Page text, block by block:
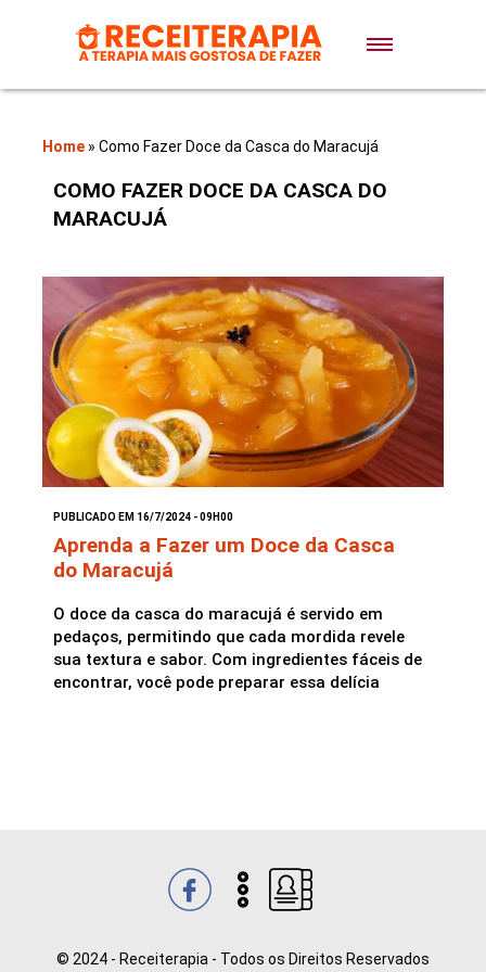
Doces e Sobremesas
Massas
Bolos
Pães
Sopas
Saladas
Home » Como Fazer Doce da Casca do Maracujá
COMO FAZER DOCE DA CASCA DO
MARACUJÁ
PUBLICADO EM 16/7/2024 - 09H00
Aprenda a Fazer um Doce da Casca
do Maracujá
O doce da casca do maracujá é servido em
pedaços, permitindo que cada mordida revele
sua textura e sabor. Com ingredientes fáceis de
encontrar, você pode preparar essa delícia
© 2024 - Receiterapia - Todos os Direitos Reservados